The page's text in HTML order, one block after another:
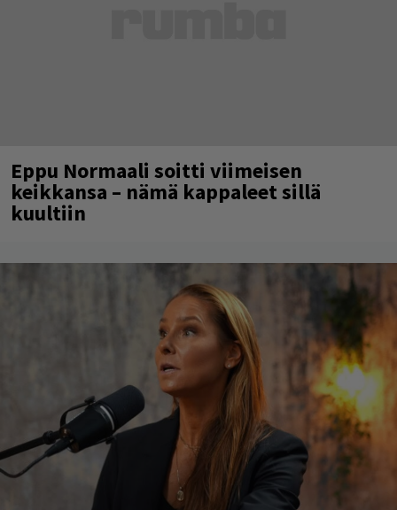
Eppu Normaali soitti viimeisen
keikkansa – nämä kappaleet sillä
kuultiin